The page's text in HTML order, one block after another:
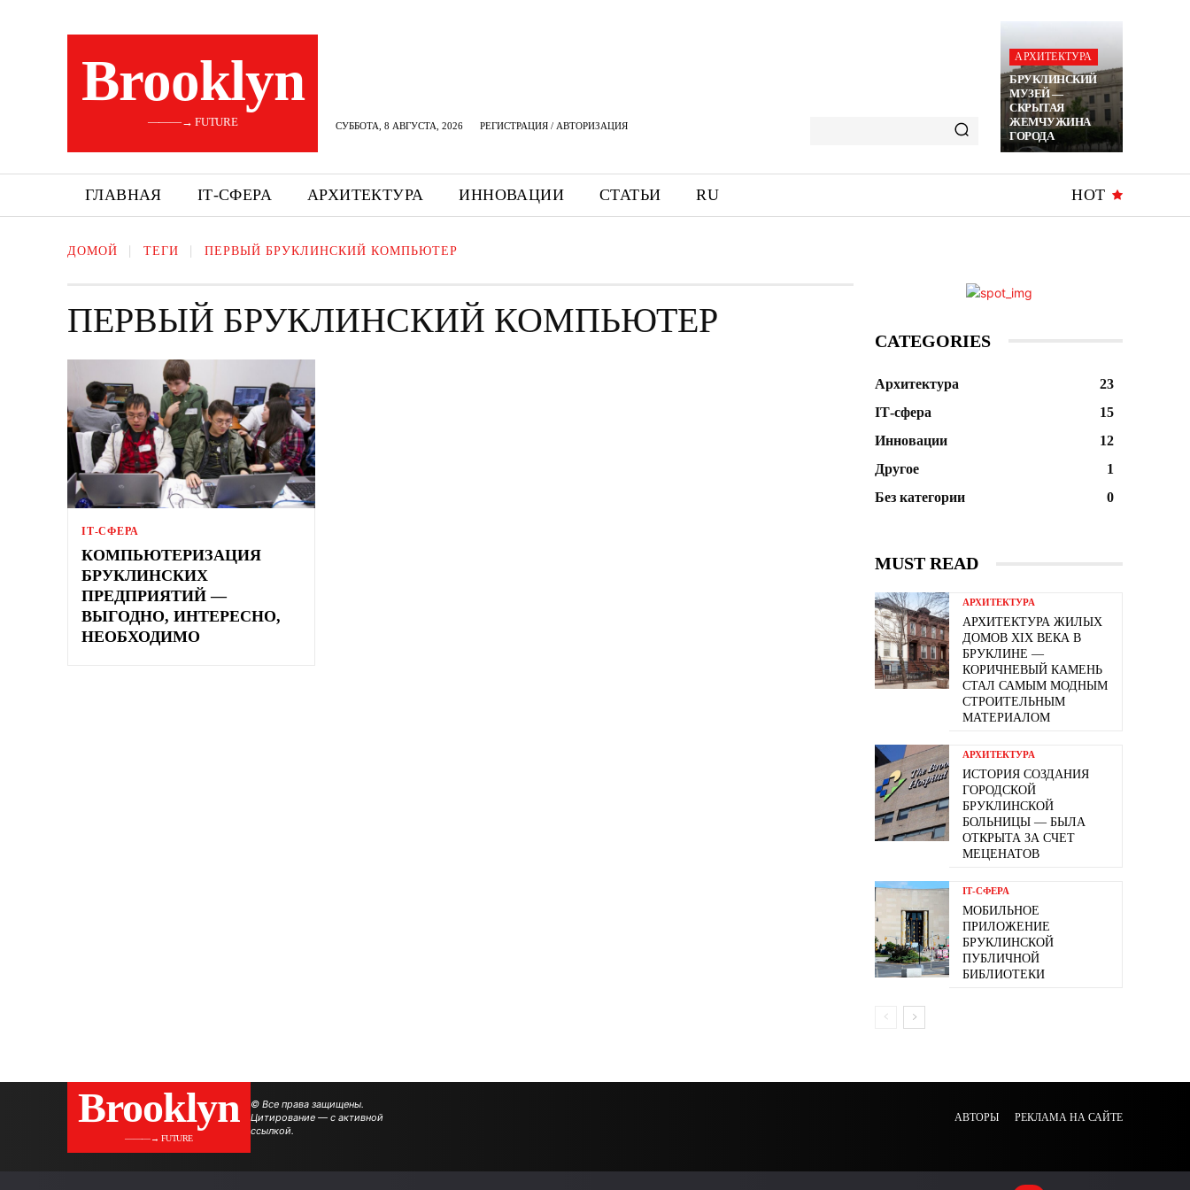
Brooklyn
———→ FUTURE СУББОТА, 8 АВГУСТА, 2026 РЕГИСТРАЦИЯ / АВТОРИЗАЦИЯ
АРХИТЕКТУРА
БРУКЛИНСКИЙ
МУЗЕЙ —
СКРЫТАЯ
ЖЕМЧУЖИНА
ГОРОДА
ГЛАВНАЯ ІТ-СФЕРА АРХИТЕКТУРА ИННОВАЦИИ СТАТЬИ RU HOT
ДОМОЙ ТЕГИ ПЕРВЫЙ БРУКЛИНСКИЙ КОМПЬЮТЕР
ПЕРВЫЙ БРУКЛИНСКИЙ КОМПЬЮТЕР
ІТ-СФЕРА
КОМПЬЮТЕРИЗАЦИЯ
БРУКЛИНСКИХ
ПРЕДПРИЯТИЙ —
ВЫГОДНО, ИНТЕРЕСНО,
НЕОБХОДИМО
CATEGORIES
Архитектура
23
ІТ-сфера
15
Инновации
12
Другое
1
Без категории
0
MUST READ
АРХИТЕКТУРА
АРХИТЕКТУРА ЖИЛЫХ
ДОМОВ XIX ВЕКА В
БРУКЛИНЕ —
КОРИЧНЕВЫЙ КАМЕНЬ
СТАЛ САМЫМ МОДНЫМ
СТРОИТЕЛЬНЫМ
МАТЕРИАЛОМ
АРХИТЕКТУРА
ИСТОРИЯ СОЗДАНИЯ
ГОРОДСКОЙ
БРУКЛИНСКОЙ
БОЛЬНИЦЫ — БЫЛА
ОТКРЫТА ЗА СЧЕТ
МЕЦЕНАТОВ
ІТ-СФЕРА
МОБИЛЬНОЕ
ПРИЛОЖЕНИЕ
БРУКЛИНСКОЙ
ПУБЛИЧНОЙ
БИБЛИОТЕКИ
Brooklyn
———→ FUTURE
© Все права защищены.
Цитирование — с активной
ссылкой.
АВТОРЫ РЕКЛАМА НА САЙТЕ